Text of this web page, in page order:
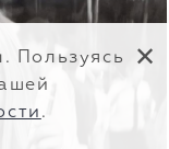
Пользуясь
.
✕